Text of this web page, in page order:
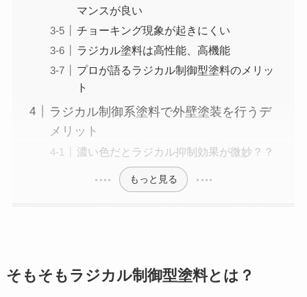
マンスが良い
チョーキング現象が起きにくい
ラジカル塗料は高性能、高機能
プロが語るラジカル制御型塗料のメリッ
ト
ラジカル制御系塗料で外壁塗装を行うデ
メリット
濃い色だとラジカル抑制効果が微妙？？
もっと見る
そもそもラジカル制御型塗料とは？